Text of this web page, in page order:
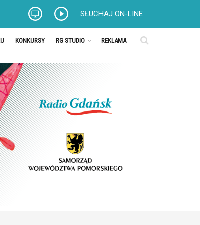
SŁUCHAJ ON-LINE
KONKURSY RG STUDIO REKLAMA